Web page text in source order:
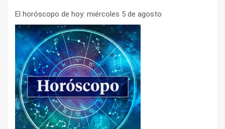
El horóscopo de hoy: miércoles 5 de agosto